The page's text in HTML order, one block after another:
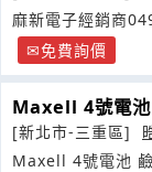
麻新電子經銷商
免費詢價
Maxell 4號電池
[新北市-三重區]
Maxell 4號電池